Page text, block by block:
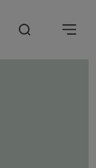
Öppna sök
Öppna meny